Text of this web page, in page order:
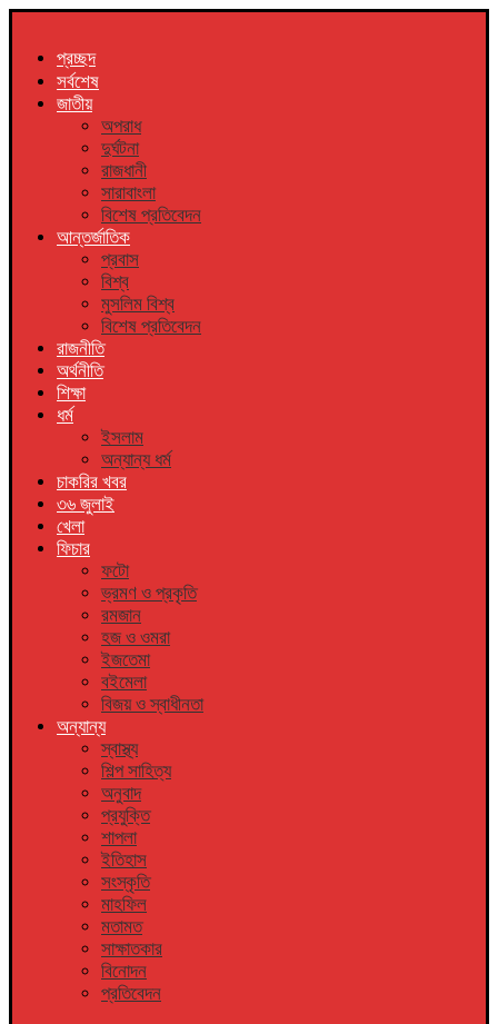
প্রচ্ছদ
সর্বশেষ
জাতীয়
অপরাধ
দুর্ঘটনা
রাজধানী
সারাবাংলা
বিশেষ প্রতিবেদন
আন্তর্জাতিক
প্রবাস
বিশ্ব
মুসলিম বিশ্ব
বিশেষ প্রতিবেদন
রাজনীতি
অর্থনীতি
শিক্ষা
ধর্ম
ইসলাম
অন্যান্য ধর্ম
চাকরির খবর
৩৬ জুলাই
খেলা
ফিচার
ফটো
ভ্রমণ ও প্রকৃতি
রমজান
হজ ও ওমরা
ইজতেমা
বইমেলা
বিজয় ও স্বাধীনতা
অন্যান্য
স্বাস্থ্য
শিল্প সাহিত্য
অনুবাদ
প্রযুক্তি
শাপলা
ইতিহাস
সংস্কৃতি
মাহফিল
মতামত
সাক্ষাতকার
বিনোদন
প্রতিবেদন